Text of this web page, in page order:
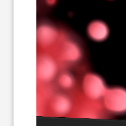
Телевізор Philips
65PUS7409/12
40 369грн